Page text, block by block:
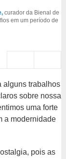
curador da Bienal de
em um período de
alguns trabalhos
sobre nossa
uma forte
a modernidade
pois as